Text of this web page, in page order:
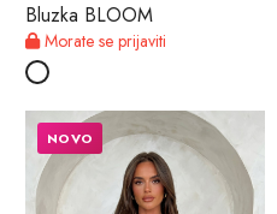
Bluzka BLOOM
Morate se prijaviti
NOVO